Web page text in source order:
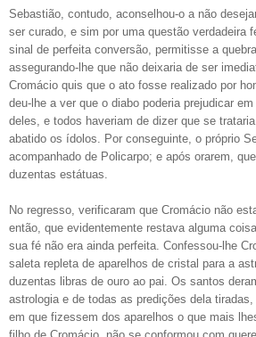
Sebastião, contudo, aconselhou-o a não
ser curado, e sim por uma questão verdadeira
sinal de perfeita conversão, permitisse a
assegurando-lhe que não deixaria de ser
Cromácio quis que o ato fosse realizado por
deu-lhe a ver que o diabo poderia prejudicar
deles, e todos haveriam de dizer que se
abatido os ídolos. Por conseguinte, o próprio
acompanhado de Policarpo; e após orarem,
duzentas estátuas.
No regresso, verificaram que Cromácio não
então, que evidentemente restava alguma
sua fé não era ainda perfeita. Confessou-lhe
saleta repleta de aparelhos de cristal para a
duzentas libras de ouro ao pai. Os santos
astrologia e de todas as predições dela
em que fizessem dos aparelhos o que mais